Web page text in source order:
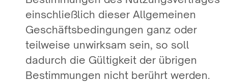
einschließlich dieser Allgemeinen
Geschäftsbedingungen ganz oder
teilweise unwirksam sein, so soll
dadurch die Gültigkeit der übrigen
Bestimmungen nicht berührt werden.